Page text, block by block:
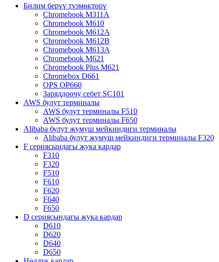
Билим берүү түзмөктөрү
Chromebook M311A
Chromebook M610
Chromebook M612A
Chromebook M612B
Chromebook M613A
Chromebook M621
Chromebook Plus M621
Chromebox D661
OPS OP660
Заряддоочу себет SC101
AWS булут терминалы
AWS булут терминалы F510
AWS булут терминалы F650
Alibaba булут жумуш мейкиндиги терминалы
Alibaba булут жумуш мейкиндиги терминалы F320
F сериясындагы жука кардар
F310
F320
F510
F610
F620
F640
F650
D сериясындагы жука кардар
D610
D620
D640
D650